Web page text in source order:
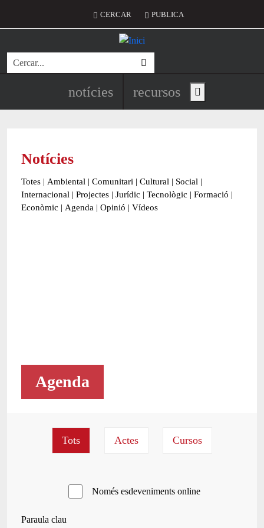
Menú del compte d'usuari
CERCAR PUBLICA
Cerca
Navegació principal de
notícies recursos Show main menu
Notícies
Totes | Ambiental | Comunitari | Cultural | Social |
Internacional | Projectes | Jurídic | Tecnològic | Formació |
Econòmic | Agenda | Opinió | Vídeos
Agenda
Només esdeveniments online
Paraula clau